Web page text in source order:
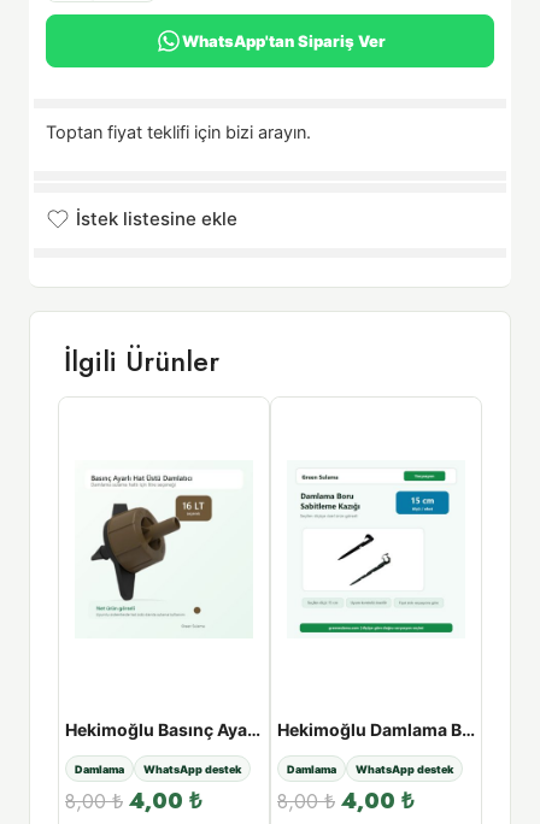
WhatsApp'tan Sipariş Ver
Toptan fiyat teklifi için bizi arayın.
İstek listesine ekle
İlgili Ürünler
Hekimoğlu Basınç Ayarlı Hat Üstü Damlatıcı - 16lt
Damlama WhatsApp destek
8,00₺ 4,00 ₺
Hekimoğlu Damlama Boru Sabitleme Kazığı - 15cm
Damlama WhatsApp destek
8,00₺ 4,00 ₺